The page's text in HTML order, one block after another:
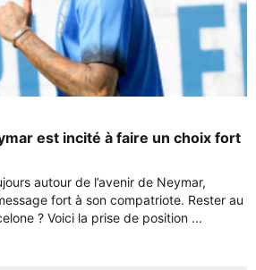
est incité à faire un choix fort
autour de l’avenir de Neymar,
fort à son compatriote. Rester au
? Voici la prise de position ...